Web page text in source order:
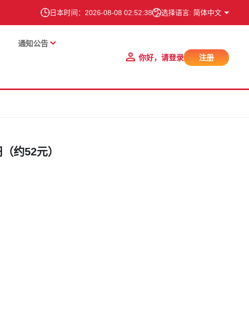
日本时间： 2026-08-08 02:52:39 选择语言: 简体中文
通知公告
你好，请登录 注册
约52元）